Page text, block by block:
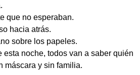
que no esperaban.
hacia atrás.
sobre los papeles.
noche, todos van a saber quién
máscara y sin familia.